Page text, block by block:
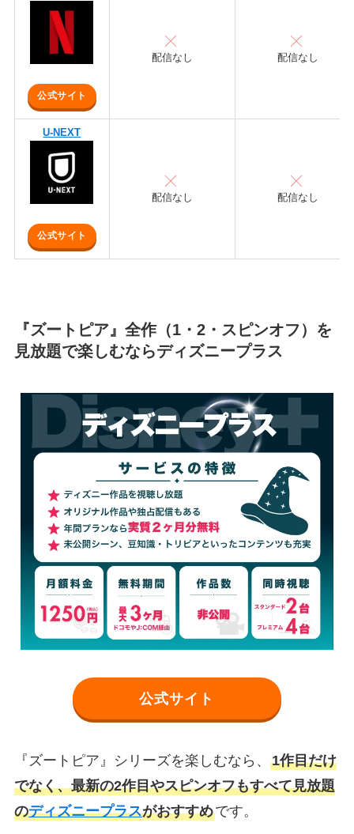
公式サイト
配信なし 配信なし
U-NEXT
公式サイト
配信なし 配信なし
『ズートピア』全作（1・2・スピンオフ）を
見放題で楽しむならディズニープラス
公式サイト
『ズートピア』シリーズを楽しむなら、 1作目だけ
でなく、最新の2作目やスピンオフもすべて見放題
のディズニープラスがおすすめです。